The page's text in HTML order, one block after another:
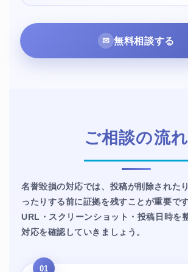
✉ 無料相談する
ご相談の流れ
名誉毀損の対応では、投稿が削除された
ったりする前に証拠を残すことが重要で
URL・スクリーンショット・投稿日時を
対応を確認していきましょう。
01